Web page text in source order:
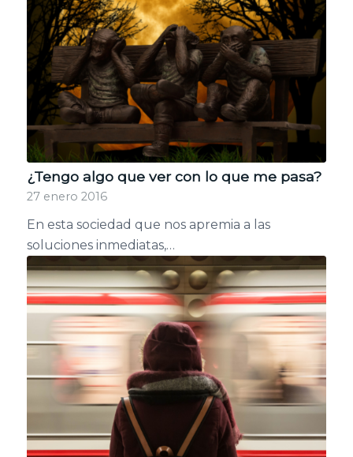
¿Tengo algo que ver con lo que me pasa?
27 enero 2016
En esta sociedad que nos apremia a las
soluciones inmediatas,…